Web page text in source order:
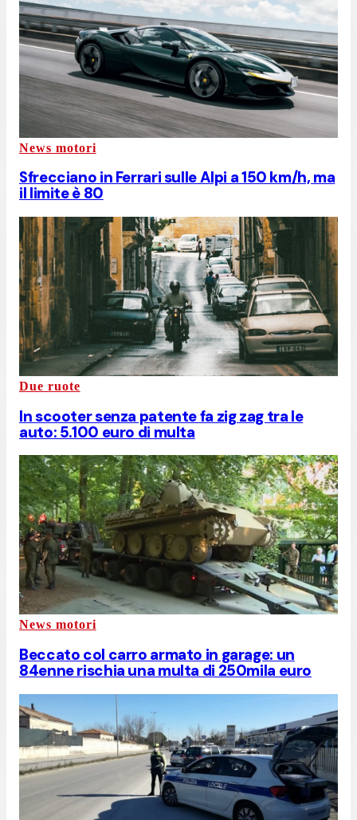
News motori
Sfrecciano in Ferrari sulle Alpi a 150 km/h, ma
il limite è 80
Due ruote
In scooter senza patente fa zig zag tra le
auto: 5.100 euro di multa
News motori
Beccato col carro armato in garage: un
84enne rischia una multa di 250mila euro